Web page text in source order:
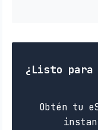
¿Listo
Obtén tu